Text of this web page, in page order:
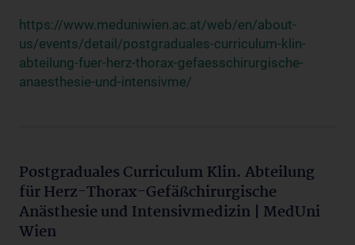
https://www.meduniwien.ac.at/web/en/about-
us/events/detail/postgraduales-curriculum-klin-
abteilung-fuer-herz-thorax-gefaesschirurgische-
anaesthesie-und-intensivme/
Postgraduales Curriculum Klin. Abteilung
für Herz-Thorax-Gefäßchirurgische
Anästhesie und Intensivmedizin | MedUni
Wien